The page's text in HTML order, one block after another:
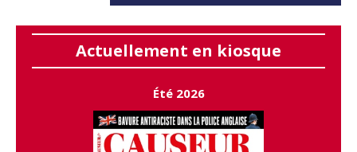
Actuellement en kiosque
Été 2026